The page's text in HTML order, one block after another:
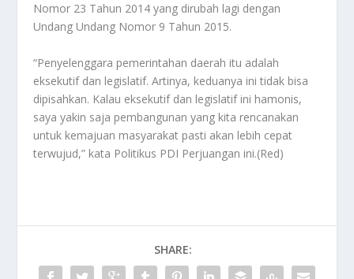
Nomor 23 Tahun 2014 yang dirubah lagi dengan
Undang Undang Nomor 9 Tahun 2015.
“Penyelenggara pemerintahan daerah itu adalah
eksekutif dan legislatif. Artinya, keduanya ini tidak bisa
dipisahkan. Kalau eksekutif dan legislatif ini hamonis,
saya yakin saja pembangunan yang kita rencanakan
untuk kemajuan masyarakat pasti akan lebih cepat
terwujud,” kata Politikus PDI Perjuangan ini.(Red)
SHARE: